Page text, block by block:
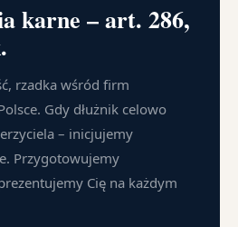
karne – art. 286,
rzadka wśród firm
Gdy dłużnik celowo
– inicjujemy
Przygotowujemy
Cię na każdym